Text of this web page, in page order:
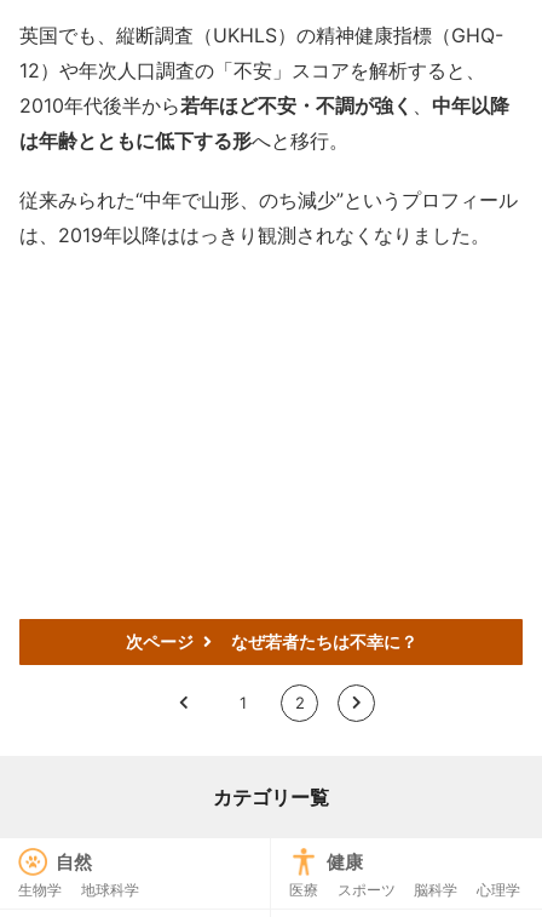
英国でも、縦断調査（UKHLS）の精神健康指標（GHQ-
12）や年次人口調査の「不安」スコアを解析すると、
2010年代後半から若年ほど不安・不調が強く
中年以降
は年齢とともに低下する形へと移行。
従来みられた“中年で山形、のち減少”というプロフィール
は、2019年以降ははっきり観測されなくなりました。
次ページ なぜ若者たちは不幸に？
< 1 2 >
カテゴリー覧
自然
生物学 地球科学
健康
医療 スポーツ 脳科学 心理学